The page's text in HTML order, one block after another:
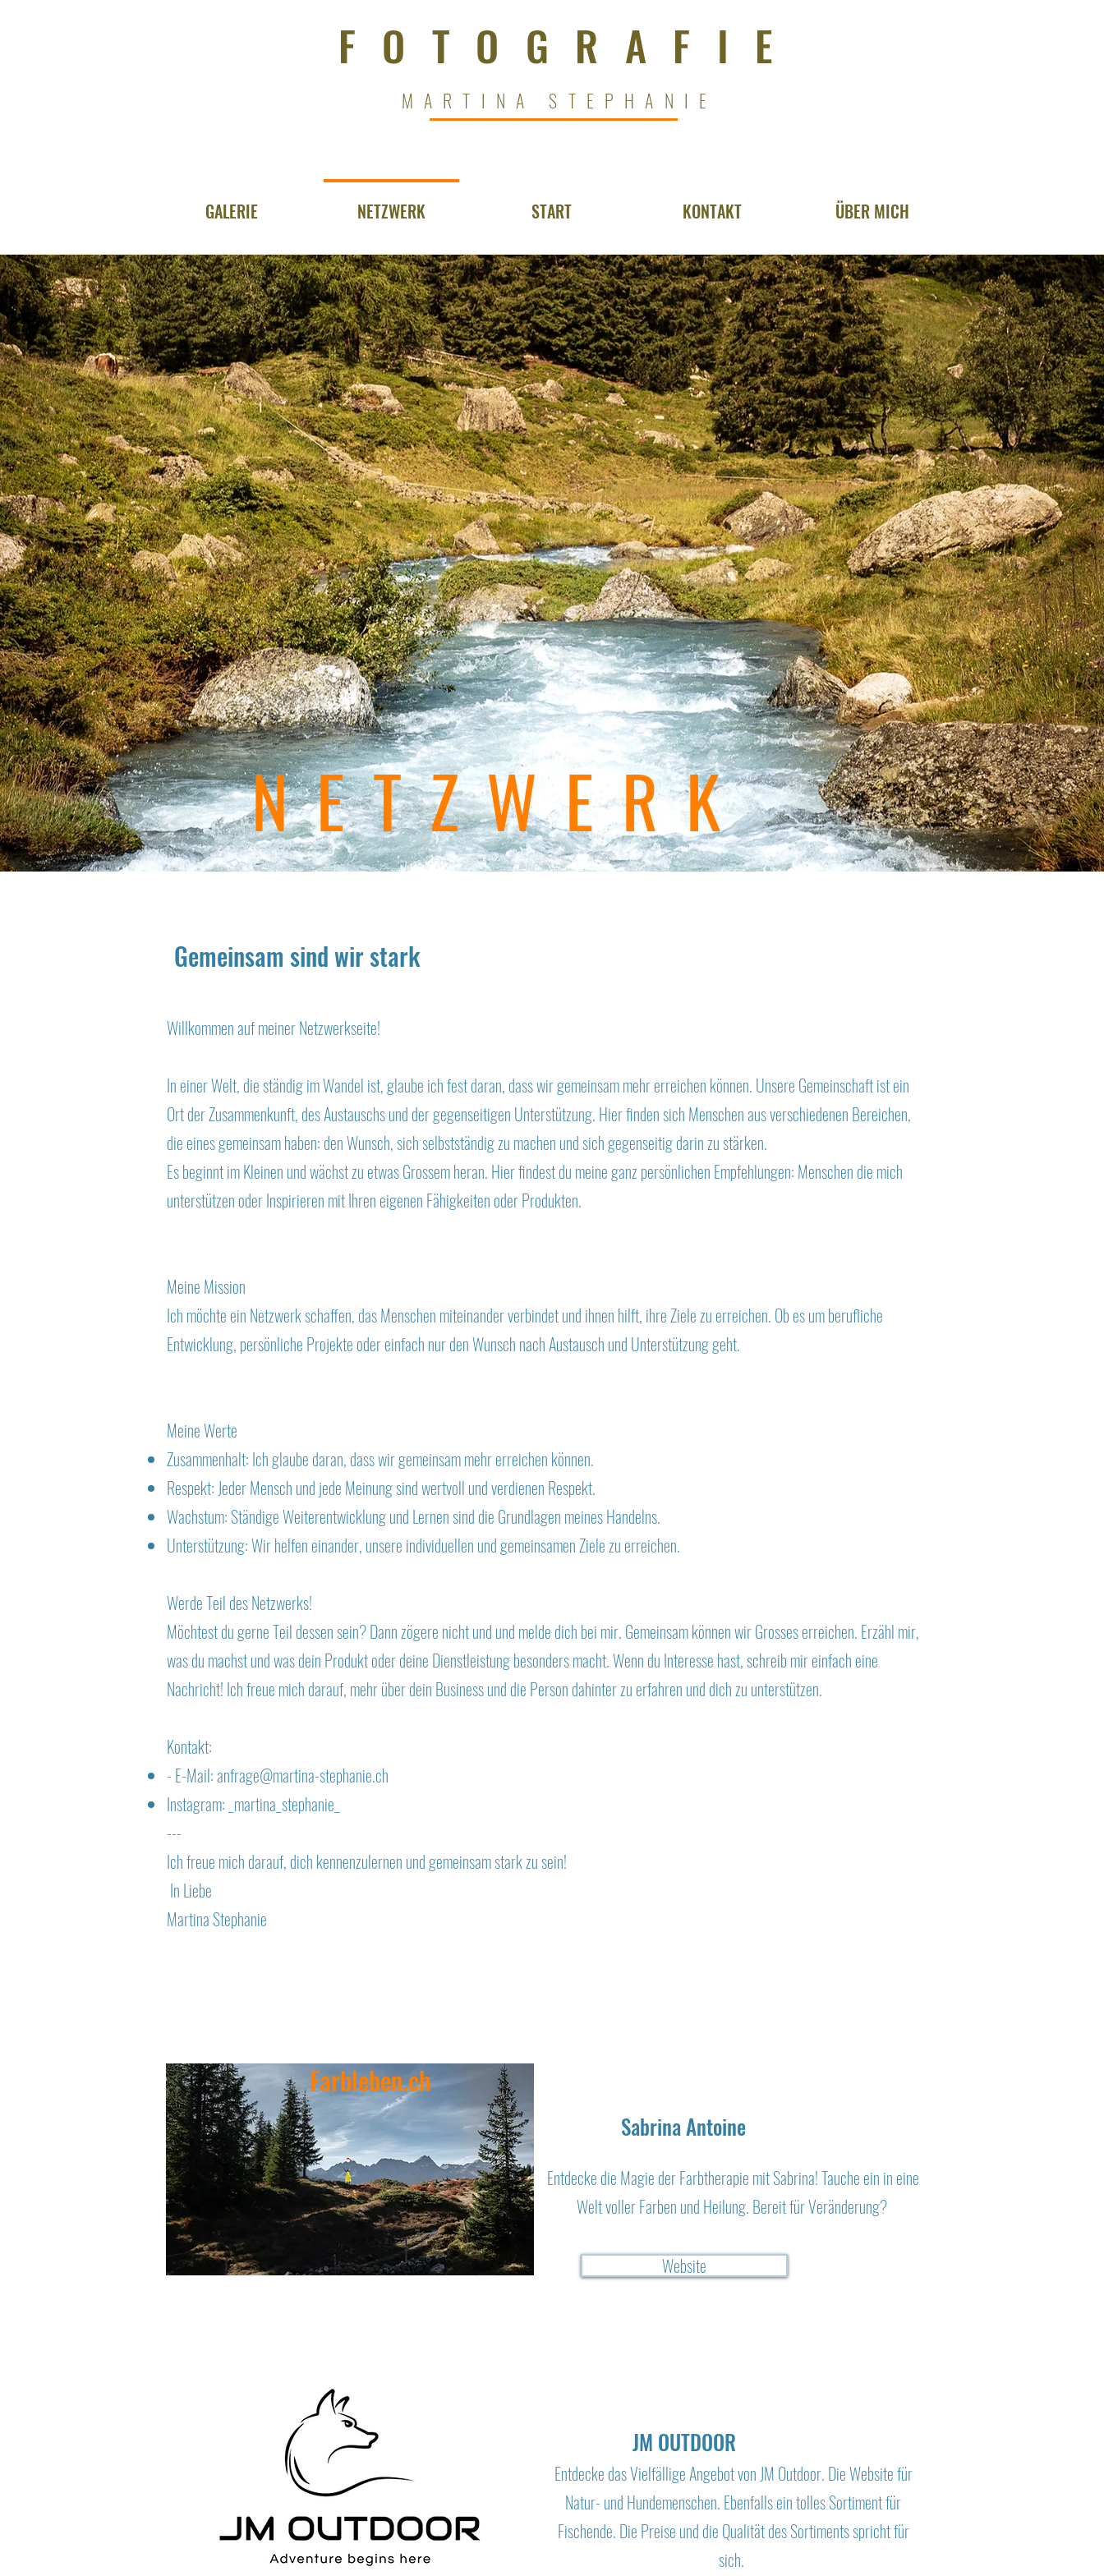
FOTOGRAFIE
MARTINA STEPHANIE
GALERIE NETZWERK START KONTAKT ÜBER MICH
NETZWERK
Gemeinsam sind wir stark
Willkommen auf meiner Netzwerkseite!
In einer Welt, die ständig im Wandel ist, glaube ich fest daran, dass wir gemeinsam mehr erreichen können. Unsere Gemeinschaft ist ein
Ort der Zusammenkunft, des Austauschs und der gegenseitigen Unterstützung. Hier finden sich Menschen aus verschiedenen Bereichen,
die eines gemeinsam haben: den Wunsch, sich selbstständig zu machen und sich gegenseitig darin zu stärken.
Es beginnt im Kleinen und wächst zu etwas Grossem heran. Hier findest du meine ganz persönlichen Empfehlungen: Menschen die mich
unterstützen oder Inspirieren mit Ihren eigenen Fähigkeiten oder Produkten.
Meine Mission
Ich möchte ein Netzwerk schaffen, das Menschen miteinander verbindet und ihnen hilft, ihre Ziele zu erreichen. Ob es um berufliche
Entwicklung, persönliche Projekte oder einfach nur den Wunsch nach Austausch und Unterstützung geht.
Meine Werte
Zusammenhalt: Ich glaube daran, dass wir gemeinsam mehr erreichen können.
Respekt: Jeder Mensch und jede Meinung sind wertvoll und verdienen Respekt.
Wachstum: Ständige Weiterentwicklung und Lernen sind die Grundlagen meines Handelns.
Unterstützung: Wir helfen einander, unsere individuellen und gemeinsamen Ziele zu erreichen.
Werde Teil des Netzwerks!
Möchtest du gerne Teil dessen sein? Dann zögere nicht und und melde dich bei mir. Gemeinsam können wir Grosses erreichen. Erzähl mir,
was du machst und was dein Produkt oder deine Dienstleistung besonders macht. Wenn du Interesse hast, schreib mir einfach eine
Nachricht! Ich freue mich darauf, mehr über dein Business und die Person dahinter zu erfahren und dich zu unterstützen.
Kontakt:
- E-Mail:anfrage@martina-stephanie.ch
Instagram: _martina_stephanie_
---
Ich freue mich darauf, dich kennenzulernen und gemeinsam stark zu sein!
In Liebe
Martina Stephanie
Entdecke die Magie der Farbtherapie mit Sabrina! Tauche ein in eine
Welt voller Farben und Heilung. Bereit für Veränderung?
Sabrina Antoine
Farbleben.ch
Website
JM OUTDOOR
Entdecke das Vielfällige Angebot von JM Outdoor. Die Website für
Natur- und Hundemenschen. Ebenfalls ein tolles Sortiment für
Fischende. Die Preise und die Qualität des Sortiments spricht für
sich.